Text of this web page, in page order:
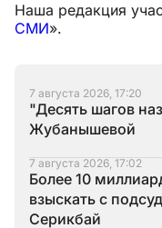
Наша редакция
СМИ».
7 августа 2026, 17:20
"Десять шагов
Жубанышевой
7 августа 2026, 17:02
Более 10
взыскать с
Серикбай